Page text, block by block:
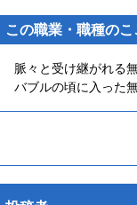
この職業・職種の
脈々と受け継がれる
バブルの頃に入った